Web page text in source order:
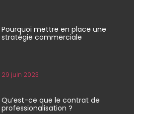
Pourquoi mettre en place une
stratégie commerciale
29 juin 2023
Qu’est-ce que le contrat de
professionalisation ?